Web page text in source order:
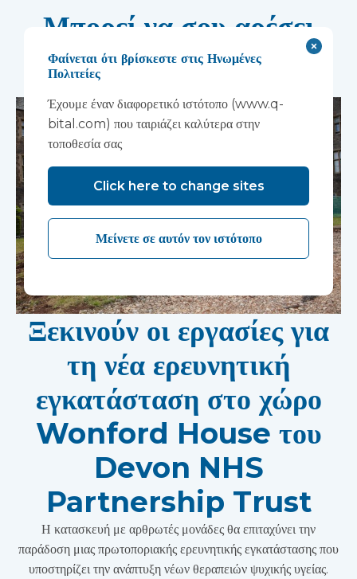
Μπορεί να σου αρέσει
επίσης...
Ξεκινούν οι εργασίες για
τη νέα ερευνητική
εγκατάσταση στο χώρο
Wonford House του
Devon NHS
Partnership Trust
Η κατασκευή με αρθρωτές μονάδες θα επιταχύνει την
παράδοση μιας πρωτοποριακής ερευνητικής εγκατάστασης που
υποστηρίζει την ανάπτυξη νέων θεραπειών ψυχικής υγείας.
Φαίνεται ότι βρίσκεστε στις Ηνωμένες
Πολιτείες
Έχουμε έναν διαφορετικό ιστότοπο (www.q-
bital.com) που ταιριάζει καλύτερα στην
τοποθεσία σας
Click here to change sites
Μείνετε σε αυτόν τον ιστότοπο